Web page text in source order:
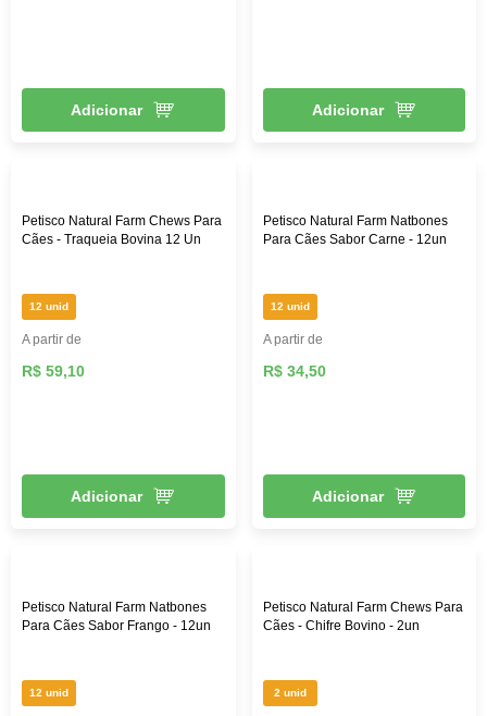
Adicionar Adicionar
Petisco Natural Farm Chews Para
Cães - Traqueia Bovina 12 Un
12 unid
A partir de
R$ 59,10
Adicionar
Petisco Natural Farm Natbones
Para Cães Sabor Carne - 12un
12 unid
A partir de
R$ 34,50
Adicionar
Petisco Natural Farm Natbones
Para Cães Sabor Frango - 12un
12 unid
Petisco Natural Farm Chews Para
Cães - Chifre Bovino - 2un
2 unid